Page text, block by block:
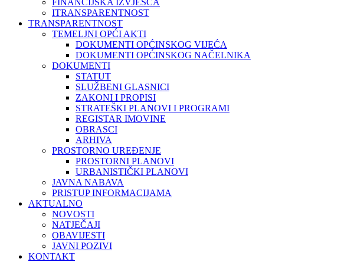
FINANCIJSKA IZVJEŠĆA
ITRANSPARENTNOST
TRANSPARENTNOST
TEMELJNI OPĆI AKTI
DOKUMENTI OPĆINSKOG VIJEĆA
DOKUMENTI OPĆINSKOG NAČELNIKA
DOKUMENTI
STATUT
SLUŽBENI GLASNICI
ZAKONI I PROPISI
STRATEŠKI PLANOVI I PROGRAMI
REGISTAR IMOVINE
OBRASCI
ARHIVA
PROSTORNO UREĐENJE
PROSTORNI PLANOVI
URBANISTIČKI PLANOVI
JAVNA NABAVA
PRISTUP INFORMACIJAMA
AKTUALNO
NOVOSTI
NATJEČAJI
OBAVIJESTI
JAVNI POZIVI
KONTAKT